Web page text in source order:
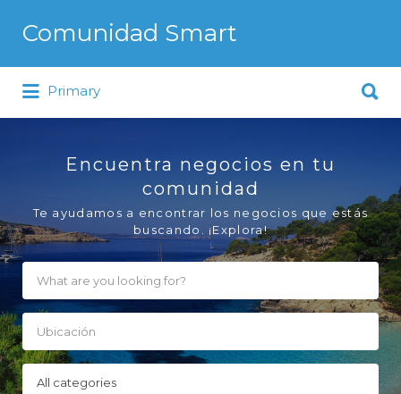
Comunidad Smart
La comunidad de los que saben
elegir
Primary
Encuentra negocios en tu
comunidad
Te ayudamos a encontrar los negocios que estás
buscando. ¡Explora!